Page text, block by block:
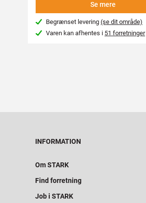
Se mere
Begrænset levering(se dit område)
Varen kan afhentes i 51 forretninger
INFORMATION
Om STARK
Find forretning
Job i STARK